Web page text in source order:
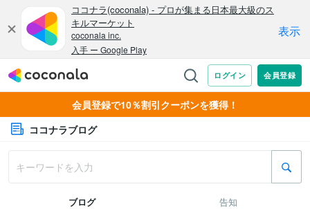
会員登録で10％割引クーポンを獲得！
ココナラブログ
ブログ 告知